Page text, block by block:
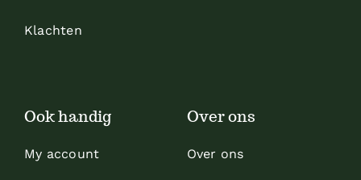
Klachten
Ook handig
My account
Over ons
Over ons